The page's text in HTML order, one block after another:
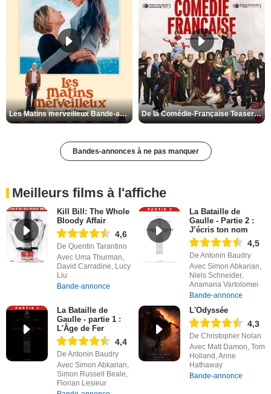
Les Matins merveilleux Bande-annonce VF De la Comédie-Française Teaser VF
Bandes-annonces à ne pas manquer
Meilleurs films à l'affiche
Kill Bill: The Whole
Bloody Affair
4,6
De Quentin Tarantino
Avec Uma Thurman,
David Carradine, Lucy
Liu
Bande-annonce
La Bataille de
Gaulle - Partie 2 :
J’écris ton nom
4,5
De Antonin Baudry
Avec Simon Abkarian,
Niels Schneider,
Anamaria Vartolomei
Bande-annonce
La Bataille de
Gaulle - partie 1 :
L'Âge de Fer
4,4
De Antonin Baudry
Avec Simon Abkarian,
Simon Russell Beale,
Florian Lesieur
L'Odyssée
4,3
De Christopher Nolan
Avec Matt Damon, Tom
Holland, Anne
Hathaway
Bande-annonce